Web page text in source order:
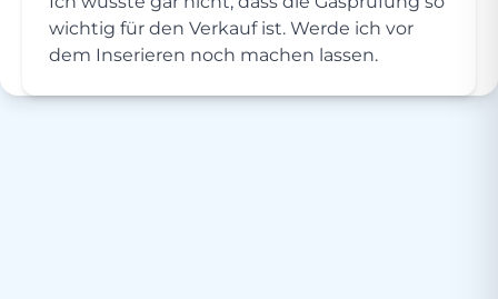
wichtig für den Verkauf ist. Werde ich vor
dem Inserieren noch machen lassen.